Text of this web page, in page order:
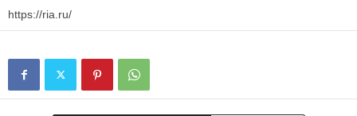
https://ria.ru/